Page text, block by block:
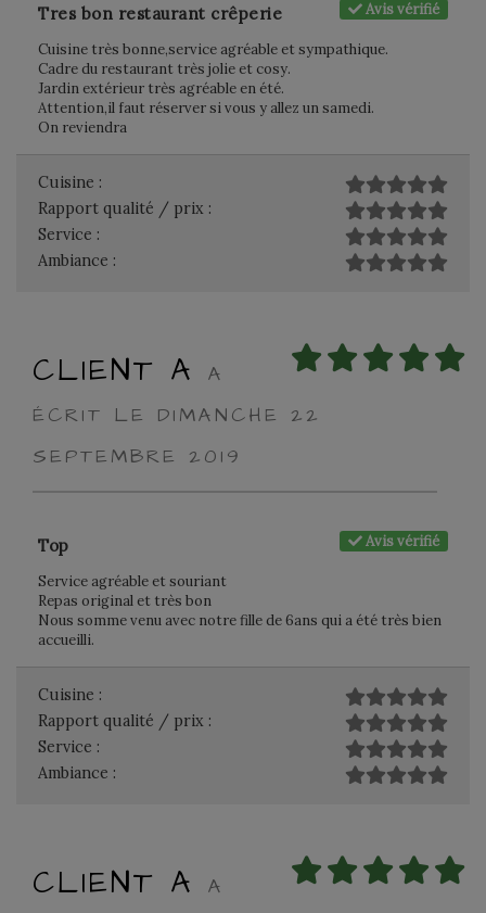
Avis vérifié
Tres bon restaurant crêperie
Cuisine très bonne,service agréable et sympathique.
Cadre du restaurant très jolie et cosy.
Jardin extérieur très agréable en été.
Attention,il faut réserver si vous y allez un samedi.
On reviendra
Cuisine :
Rapport qualité / prix :
Service :
Ambiance :
CLIENT A
A
ÉCRIT LE DIMANCHE 22
SEPTEMBRE 2019
Avis vérifié
Top
Service agréable et souriant
Repas original et très bon
Nous somme venu avec notre fille de 6ans qui a été très bien
accueilli.
Cuisine :
Rapport qualité / prix :
Service :
Ambiance :
CLIENT A
A